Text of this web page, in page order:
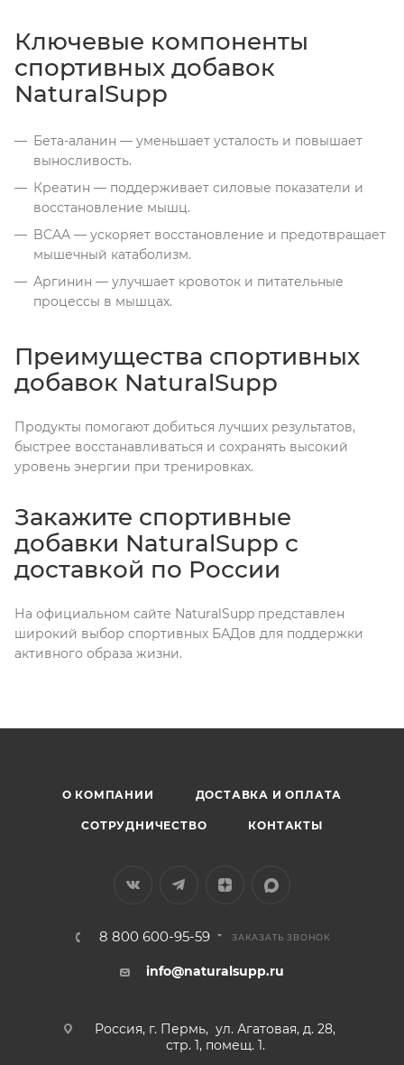
Ключевые компоненты
спортивных добавок
NaturalSupp
Бета-аланин — уменьшает усталость и повышает
выносливость.
Креатин — поддерживает силовые показатели и
восстановление мышц.
BCAA — ускоряет восстановление и предотвращает
мышечный катаболизм.
Аргинин — улучшает кровоток и питательные
процессы в мышцах.
Преимущества спортивных
добавок NaturalSupp
Продукты помогают добиться лучших результатов,
быстрее восстанавливаться и сохранять высокий
уровень энергии при тренировках.
Закажите спортивные
добавки NaturalSupp с
доставкой по России
На официальном сайте NaturalSupp представлен
широкий выбор спортивных БАДов для поддержки
активного образа жизни.
О КОМПАНИИ ДОСТАВКА И ОПЛАТА
СОТРУДНИЧЕСТВО КОНТАКТЫ
8 800 600-95-59 ЗАКАЗАТЬ ЗВОНОК
info@naturalsupp.ru
Россия, г. Пермь, ул. Агатовая, д. 28,
стр. 1, помещ. 1.